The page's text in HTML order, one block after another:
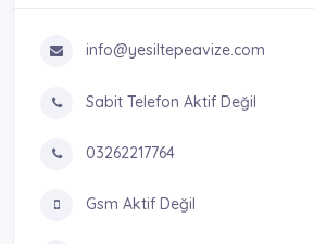
info@yesiltepeavize.com
Sabit Telefon Aktif Değil
03262217764
Gsm Aktif Değil